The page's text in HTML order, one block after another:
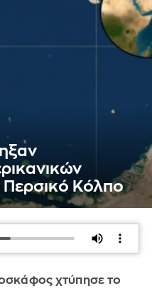
Κόλπο
χτύπησε το